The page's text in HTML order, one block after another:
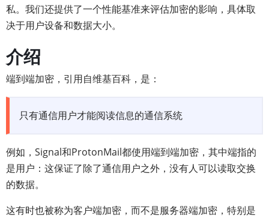
私。我们还提供了一个性能基准来评估加密的影响，具体取
决于用户设备和数据大小。
介绍
端到端加密，引用自维基百科，是：
只有通信用户才能阅读信息的通信系统
例如，Signal和ProtonMail都使用端到端加密，其中端指的
是用户：这保证了除了通信用户之外，没有人可以读取交换
的数据。
这有时也被称为客户端加密，而不是服务器端加密，特别是